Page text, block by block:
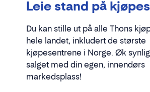
Leie stand på
Du kan stille ut på alle Thons
hele landet, inkludert de største
kjøpesentrene i Norge. Øk
salget med din egen, innendørs
markedsplass!